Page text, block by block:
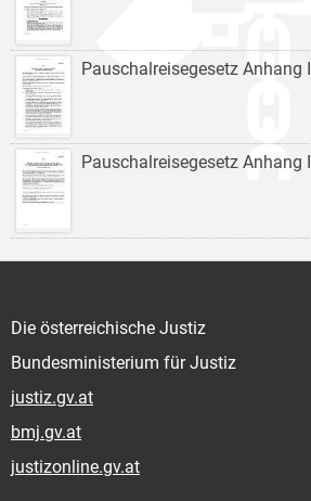
Pauschalreisegesetz Anhang I
Pauschalreisegesetz Anhang II
Die österreichische Justiz
Bundesministerium für Justiz
justiz.gv.at
bmj.gv.at
justizonline.gv.at